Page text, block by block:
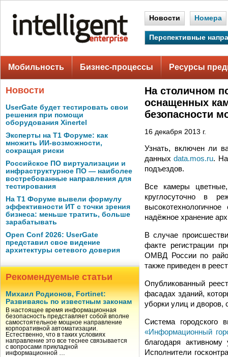
Новости Номера
Перспективные
Мобильность Бизнес-процессы Ресурсы
Новости
UserGate будет тестировать свои
решения при помощи
оборудования Xinertel
Эксперты на Т1 Форуме: как
множить ИИ-возможности,
сокращая риски
Российское ПО виртуализации и
инфраструктурное ПО — наиболее
востребованные направления для
тестирования
На Т1 Форуме вывели формулу
эффективности ИТ с точки зрения
бизнеса: меньше тратить, больше
зарабатывать
Open Conf 2026: UserGate
представил свое видение
архитектуры сетевого доверия
Рекомендуемые статьи
Михаил Родионов, Fortinet:
Развиваясь по известным законам
В настоящее время информационная
безопасность представляет собой вполне
самостоятельное мощное направление
корпоративной автоматизации.
Естественно, что в таких условиях
направление это все теснее связывается
с вопросами прикладной
информационной …
На столичном
оснащенных
безопасности
16 декабря 2013 г.
Узнать, включен ли
данныхdata.mos.ru.
подъездов.
Все камеры
круглосуточно в
надёжное хранение
В случае
факте регистрации
ОМВД России по
также приведен в
Опубликованный
фасадах зданий,
уборки улиц и дворов,
Система городского
«Информационный
благодаря
Исполнители